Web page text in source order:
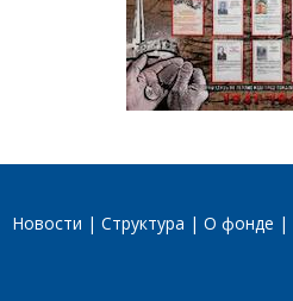
Новости Структура О фонде